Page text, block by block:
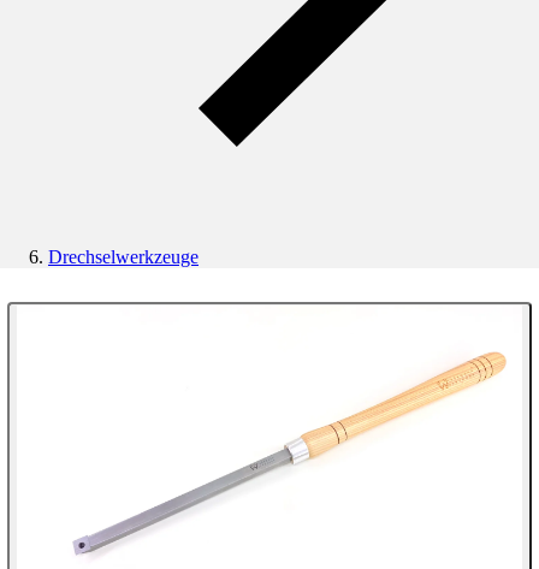
Drechselwerkzeuge